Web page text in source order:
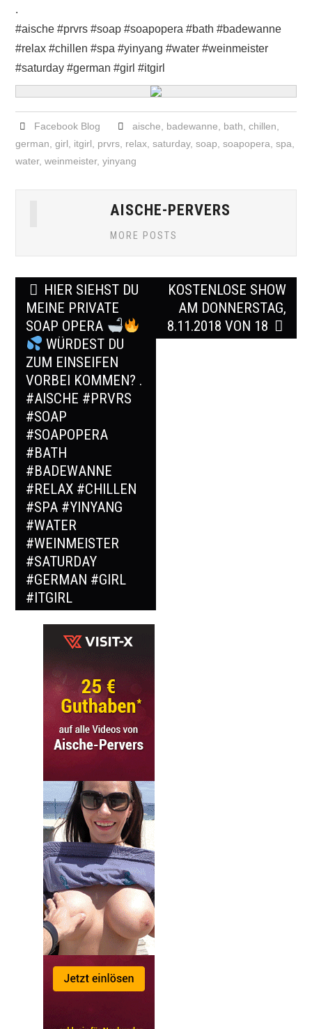
.
#aische #prvrs #soap #soapopera #bath #badewanne
#relax #chillen #spa #yinyang #water #weinmeister
#saturday #german #girl #itgirl
Facebook Blog aische badewanne bath chillen
german ,girl itgirl prvrs relax ,saturday,soap ,soapopera ,spa
water,weinmeister,yinyang
AISCHE-PERVERS
MORE POSTS
Post
navigation
HIER SIEHST DU
MEINE PRIVATE
SOAP OPERA
WÜRDEST DU
ZUM EINSEIFEN
VORBEI KOMMEN? .
#AISCHE #PRVRS
#SOAP
#SOAPOPERA
#BATH
#BADEWANNE
#RELAX #CHILLEN
#SPA #YINYANG
#WATER
#WEINMEISTER
#SATURDAY
#GERMAN #GIRL
#ITGIRL
KOSTENLOSE SHOW
AM DONNERSTAG,
8.11.2018 VON 18